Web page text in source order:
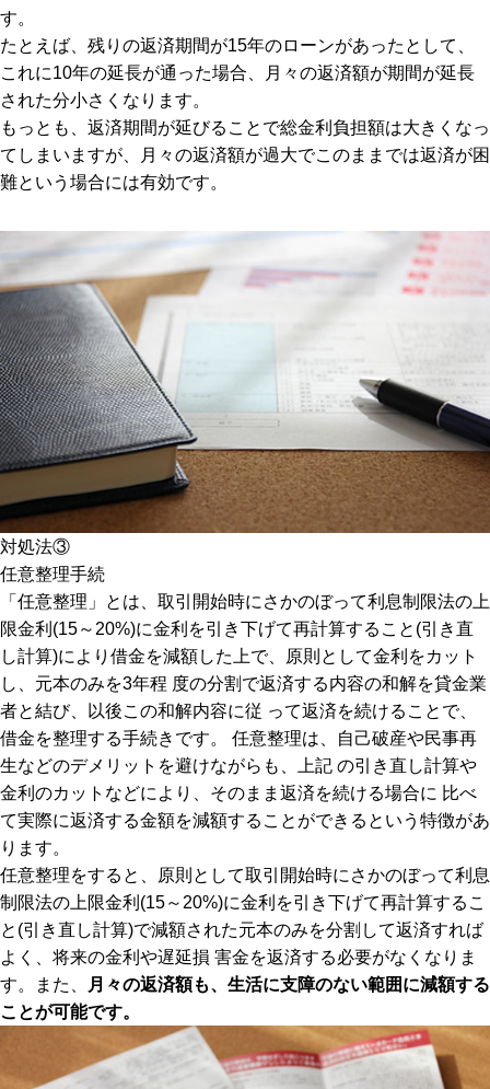
す。
たとえば、残りの返済期間が15年のローンがあったとして、
これに10年の延長が通った場合、月々の返済額が期間が延長
された分小さくなります。
もっとも、返済期間が延びることで総金利負担額は大きくなっ
てしまいますが、月々の返済額が過大でこのままでは返済が困
難という場合には有効です。
対処法③
任意整理手続
「任意整理」とは、取引開始時にさかのぼって利息制限法の上
限金利(15～20%)に金利を引き下げて再計算すること(引き直
し計算)により借金を減額した上で、原則として金利をカット
し、元本のみを3年程 度の分割で返済する内容の和解を貸金業
者と結び、以後この和解内容に従 って返済を続けることで、
借金を整理する手続きです。 任意整理は、自己破産や民事再
生などのデメリットを避けながらも、上記 の引き直し計算や
金利のカットなどにより、そのまま返済を続ける場合に 比べ
て実際に返済する金額を減額することができるという特徴があ
ります。
任意整理をすると、原則として取引開始時にさかのぼって利息
制限法の上限金利(15～20%)に金利を引き下げて再計算するこ
と(引き直し計算)で減額された元本のみを分割して返済すれば
よく、将来の金利や遅延損 害金を返済する必要がなくなりま
す。また、
月々の返済額も、生活に支障のない範囲に減額する
ことが可能です。